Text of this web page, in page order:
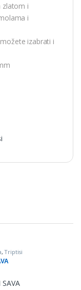
zlatom i
i
izabrati i
,Triptisi